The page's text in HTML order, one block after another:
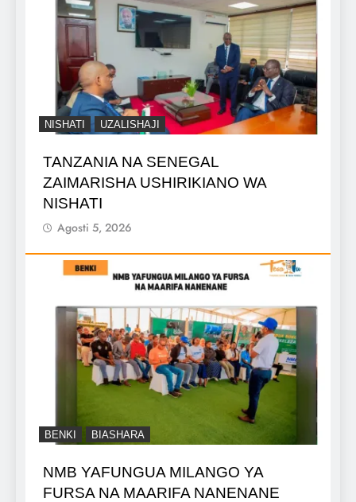
NISHATI UZALISHAJI
TANZANIA NA SENEGAL
ZAIMARISHA USHIRIKIANO WA
NISHATI
Agosti 5, 2026
BENKI BIASHARA
NMB YAFUNGUA MILANGO YA
FURSA NA MAARIFA NANENANE